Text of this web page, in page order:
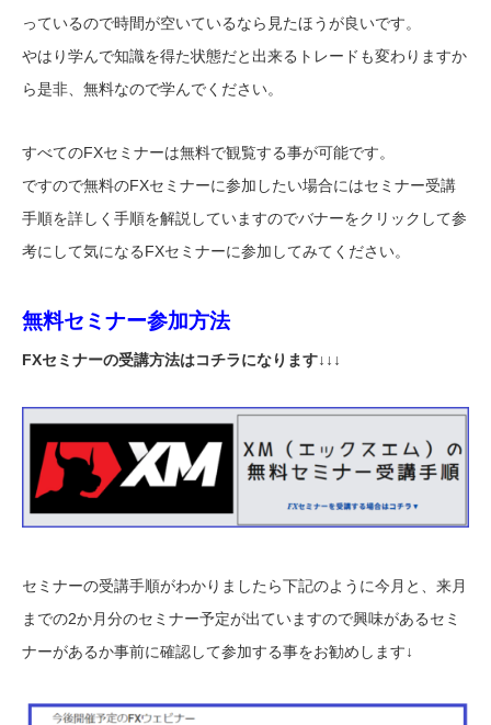
っているので時間が空いているなら見たほうが良いです。
やはり学んで知識を得た状態だと出来るトレードも変わりますか
ら是非、無料なので学んでください。
すべてのFXセミナーは無料で観覧する事が可能です。
ですので無料のFXセミナーに参加したい場合にはセミナー受講
手順を詳しく手順を解説していますのでバナーをクリックして参
考にして気になるFXセミナーに参加してみてください。
無料セミナー参加方法
FXセミナーの受講方法はコチラになります↓↓↓
セミナーの受講手順がわかりましたら下記のように今月と、来月
までの2か月分のセミナー予定が出ていますので興味があるセミ
ナーがあるか事前に確認して参加する事をお勧めします↓